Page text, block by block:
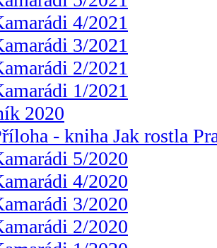
4/2021
3/2021
2/2021
1/2021
2020
- kniha Jak rostla
5/2020
4/2020
3/2020
2/2020